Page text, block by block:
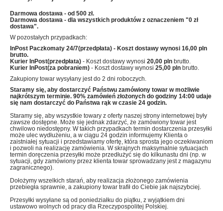
Darmowa dostawa - od 500 zł.
Darmowa dostawa - dla wszystkich produktów z oznaczeniem "0 zł
dostawa".
W pozostałych przypadkach:
InPost Paczkomaty 24/7(przedpłata) - Koszt dostawy wynosi 16,00 pln
brutto.
Kurier InPost(przedpłata) - Koszt dostawy wynosi 20,00 pln brutto.
Kurier InPost(za pobraniem) - Koszt dostawy wynosi 25,00 pln brutto.
Zakupiony towar wysyłany jest do 2 dni roboczych.
Staramy się, aby dostarczyć Państwu zamówiony towar w możliwie
najkrótszym terminie. 90% zamówień złożonych do godziny 14:00 udaje
się nam dostarczyć do Państwa rąk w czasie 24 godzin.
Staramy się, aby wszystkie towary z oferty naszej strony internetowej były
zawsze dostępne. Może się jednak zdarzyć, że zamówiony towar jest
chwilowo niedostępny. W takich przypadkach termin dostarczenia przesyłki
może ulec wydłużeniu, a w ciągu 24 godzin informujemy Klienta o
zaistniałej sytuacji i przedstawiamy ofertę, która sprosta jego oczekiwaniom
i pozwoli na realizację zamówienia. W skrajnych maksymalnie sytuacjach
termin doręczenia przesyłki może przedłużyć się do kilkunastu dni (np. w
sytuacji, gdy zamówiony przez klienta towar sprowadzany jest z magazynu
zagranicznego).
Dołożymy wszelkich starań, aby realizacja złożonego zamówienia
przebiegła sprawnie, a zakupiony towar trafił do Ciebie jak najszybciej.
Przesyłki wysyłane są od poniedziałku do piątku, z wyjątkiem dni
ustawowo wolnych od pracy dla Rzeczypospolitej Polskiej.